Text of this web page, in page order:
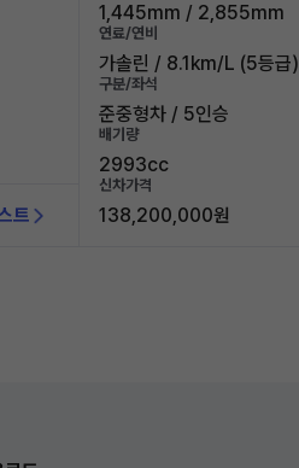
1,445mm / 2,855mm
연료/연비
가솔린 / 8.1km/L (5등급)
구분/좌석
준중형차 / 5인승
배기량
2993cc
신차가격
138,200,000원
트